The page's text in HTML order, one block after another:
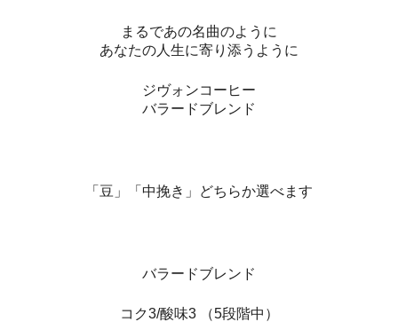
まるであの名曲のように
あなたの人生に寄り添うように
ジヴォンコーヒー
バラードブレンド
「豆」「中挽き」どちらか選べます
バラードブレンド
コク3/酸味3 （5段階中）